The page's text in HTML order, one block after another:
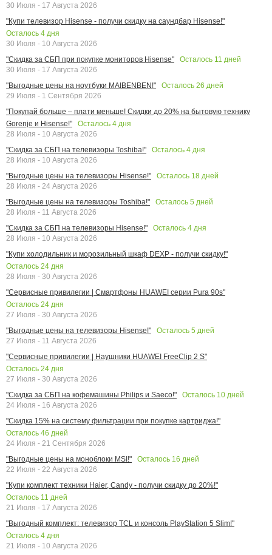
30 Июля - 17 Августа 2026
"Купи телевизор Hisense - получи скидку на саундбар Hisense!"
Осталось 4 дня
30 Июля - 10 Августа 2026
"Скидка за СБП при покупке мониторов Hisense"
Осталось 11 дней
30 Июля - 17 Августа 2026
"Выгодные цены на ноутбуки MAIBENBEN!"
Осталось 26 дней
29 Июля - 1 Сентября 2026
"Покупай больше – плати меньше! Скидки до 20% на бытовую технику
Gorenje и Hisense!"
Осталось 4 дня
28 Июля - 10 Августа 2026
"Скидка за СБП на телевизоры Toshiba!"
Осталось 4 дня
28 Июля - 10 Августа 2026
"Выгодные цены на телевизоры Hisense!"
Осталось 18 дней
28 Июля - 24 Августа 2026
"Выгодные цены на телевизоры Toshiba!"
Осталось 5 дней
28 Июля - 11 Августа 2026
"Скидка за СБП на телевизоры Hisense!"
Осталось 4 дня
28 Июля - 10 Августа 2026
"Купи холодильник и морозильный шкаф DEXP - получи скидку!"
Осталось 24 дня
28 Июля - 30 Августа 2026
"Сервисные привилегии | Смартфоны HUAWEI серии Pura 90s"
Осталось 24 дня
27 Июля - 30 Августа 2026
"Выгодные цены на телевизоры Hisense!"
Осталось 5 дней
27 Июля - 11 Августа 2026
"Сервисные привилегии | Наушники HUAWEI FreeClip 2 S"
Осталось 24 дня
27 Июля - 30 Августа 2026
"Скидка за СБП на кофемашины Philips и Saeco!"
Осталось 10 дней
24 Июля - 16 Августа 2026
"Скидка 15% на систему фильтрации при покупке картриджа!"
Осталось 46 дней
24 Июля - 21 Сентября 2026
"Выгодные цены на моноблоки MSI!"
Осталось 16 дней
22 Июля - 22 Августа 2026
"Купи комплект техники Haier, Candy - получи скидку до 20%!"
Осталось 11 дней
21 Июля - 17 Августа 2026
"Выгодный комплект: телевизор TCL и консоль PlayStation 5 Slim!"
Осталось 4 дня
21 Июля - 10 Августа 2026